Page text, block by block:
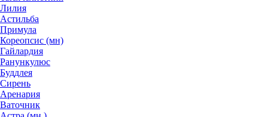
Лилия
Астильба
Примула
Кореопсис (мн)
Гайлардия
Ранункулюс
Буддлея
Сирень
Аренария
Ваточник